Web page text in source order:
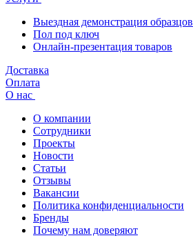
Выездная демонстрация образцов
Пол под ключ
Онлайн-презентация товаров
Доставка
Оплата
О нас
О компании
Сотрудники
Проекты
Новости
Статьи
Отзывы
Вакансии
Политика конфиденциальности
Бренды
Почему нам доверяют